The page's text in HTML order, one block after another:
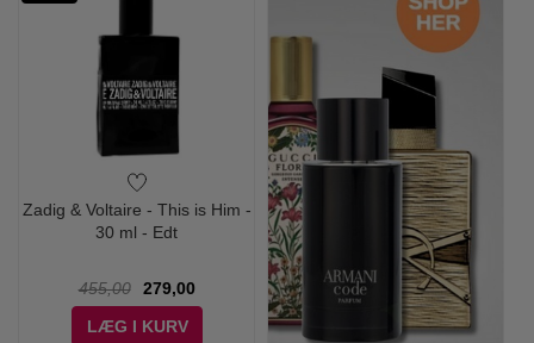
Zadig & Voltaire - This is Him -
30 ml - Edt
455,00
279,00
LÆG I KURV